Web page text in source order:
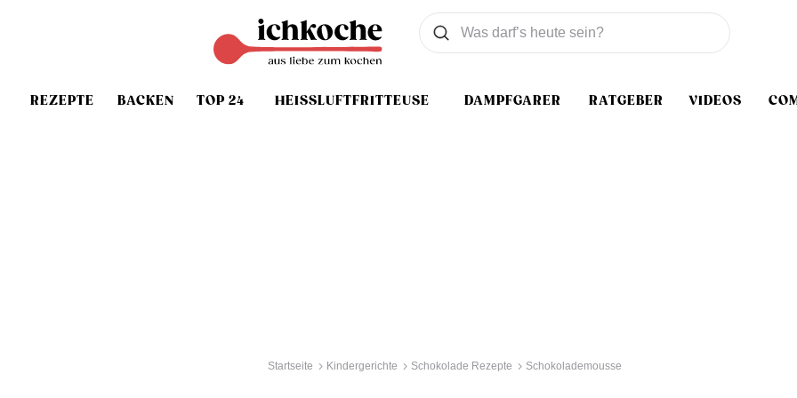
REZEPTE BACKEN TOP 24 HEISSLUFTFRITTEUSE DAMPFGARER RATGEBER VIDEOS
Was wollen Sie suchen
Suchen
Startseite Kindergerichte Schokolade Rezepte Schokolademousse